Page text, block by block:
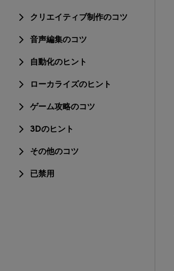
クリエイティブ制作のコツ
音声編集のコツ
自動化のヒント
ローカライズのヒント
ゲーム攻略のコツ
3Dのヒント
その他のコツ
已禁用